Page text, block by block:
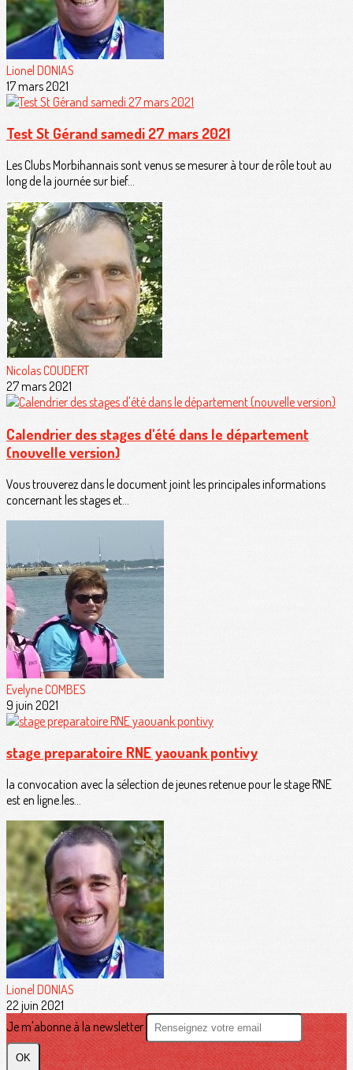
Lionel DONIAS
17 mars 2021
Test St Gérand samedi 27 mars 2021
Les Clubs Morbihannais sont venus se mesurer à tour de rôle tout au
long de la journée sur bief...
Nicolas COUDERT
27 mars 2021
Calendrier des stages d'été dans le département
(nouvelle version)
Vous trouverez dans le document joint les principales informations
concernant les stages et...
Evelyne COMBES
9 juin 2021
stage preparatoire RNE yaouank pontivy
la convocation avec la sélection de jeunes retenue pour le stage RNE
est en ligne.les...
Lionel DONIAS
22 juin 2021
Je m'abonne à la newsletter
OK